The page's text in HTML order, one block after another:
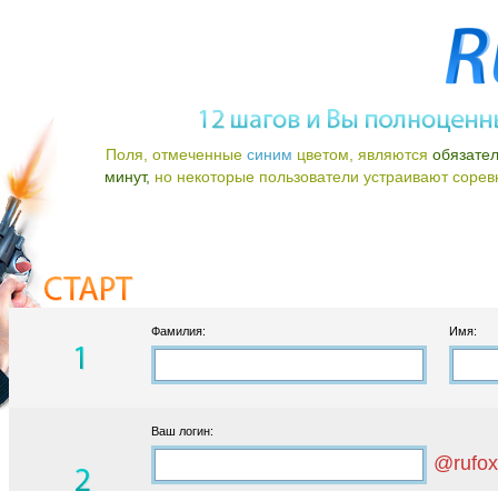
Поля, отмеченные синим цветом, являются
минут, но некоторые пользователи устраивают
Фамилия: Имя:
Ваш логин: